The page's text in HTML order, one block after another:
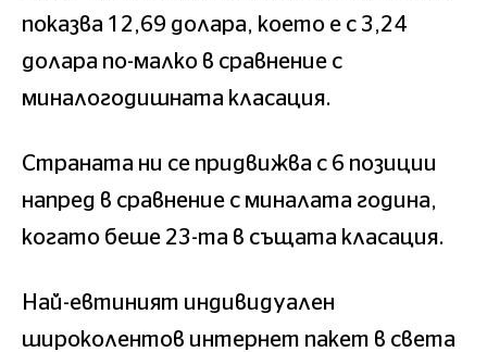
показва 12,69 долара, което е с 3,24
долара по-малко в сравнение с
миналогодишната класация.
Страната ни се придвижва с 6 позиции
напред в сравнение с миналата година,
когато беше 23-та в същата класация.
Най-евтиният индивидуален
широколентов интернет пакет в света